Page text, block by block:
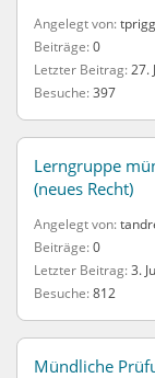
Angelegt von
Beiträge 0
Letzter Beitrag 27.
Besuche 397
Lerngruppe
(neues Recht)
Angelegt von
Beiträge 0
Letzter Beitrag 3.
Besuche 812
Mündliche